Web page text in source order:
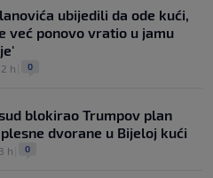
ubijedili da ode kući,
već ponovo vratio u jamu
h 0
blokirao Trumpov plan
dvorane u Bijeloj kući
h 0